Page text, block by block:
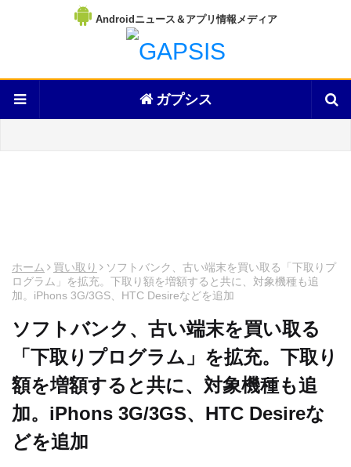
Androidニュース＆アプリ情報メディア
ガプシス
ホーム 買い取り
ソフトバンク、古い端末を買い取る「下取りプ
ログラム」を拡充。下取り額を増額すると共に、対象機種も追
加。iPhons 3G/3GS、HTC Desireなどを追加
ソフトバンク、古い端末を買い取る
「下取りプログラム」を拡充。下取り
額を増額すると共に、対象機種も追
加。iPhons 3G/3GS、HTC Desireな
どを追加